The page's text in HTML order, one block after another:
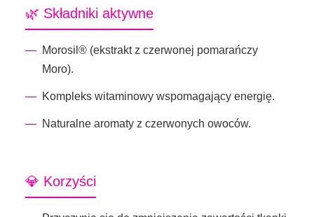
🌿 Składniki aktywne
Morosil® (ekstrakt z czerwonej pomarańczy
Moro).
Kompleks witaminowy wspomagający energię.
Naturalne aromaty z czerwonych owoców.
💎 Korzyści